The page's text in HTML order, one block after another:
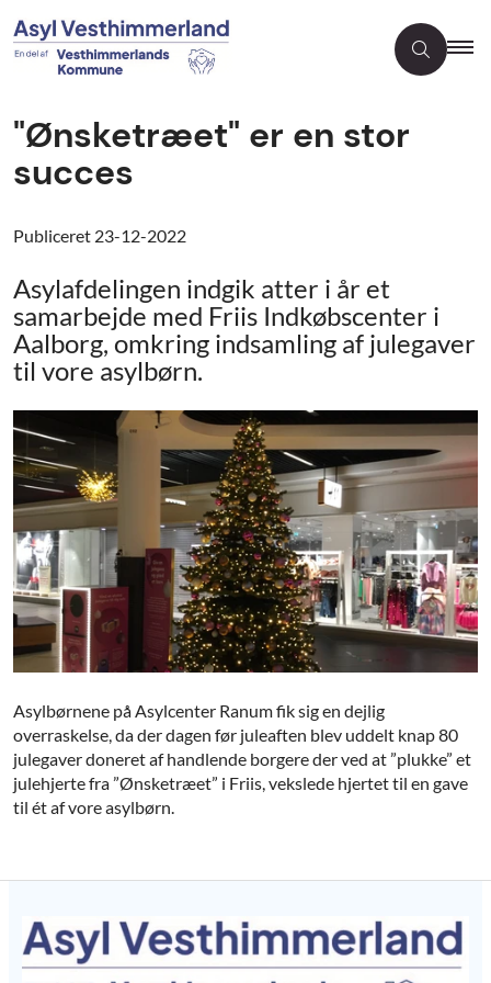
"Ønsketræet" er en stor
succes
Publiceret 23-12-2022
Asylafdelingen indgik atter i år et
samarbejde med Friis Indkøbscenter i
Aalborg, omkring indsamling af julegaver
til vore asylbørn.
Asylbørnene på Asylcenter Ranum fik sig en dejlig
overraskelse, da der dagen før juleaften blev uddelt knap 80
julegaver doneret af handlende borgere der ved at ”plukke” et
julehjerte fra ”Ønsketræet” i Friis, vekslede hjertet til en gave
til ét af vore asylbørn.